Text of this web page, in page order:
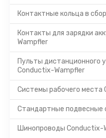
Контактные кольца в
Контакты для зарядки
Wampfler
Пульты дистанционного
Conductix-Wampfler
Системы рабочего места
Стандартные подвесные
Шинопроводы Conductix-